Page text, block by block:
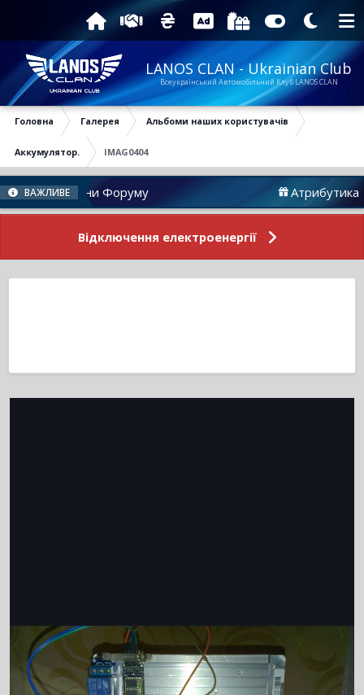
LANOS CLAN - Ukrainian Club
Всеукраїнський Автомобільний Клуб LANOS CLAN
Головна Галерея Альбоми наших користувачів
Аккумулятор. IMAG0404
ВАЖЛИВЕ
Новини Форуму Атрибутика
Відключення електроенергії